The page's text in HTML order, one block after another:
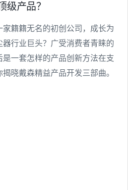
级产品？
家籍籍无名的初创公司，成长为
器行业巨头？广受消费者青睐的
是一套怎样的产品创新方法在支
晓戴森精益产品开发三部曲。